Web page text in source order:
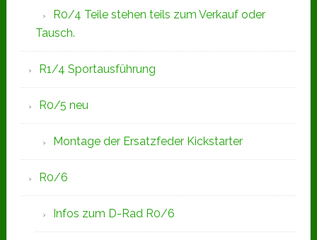
R0/4 Teile stehen teils zum Verkauf oder
Tausch.
R1/4 Sportausführung
R0/5 neu
Montage der Ersatzfeder Kickstarter
R0/6
Infos zum D-Rad R0/6